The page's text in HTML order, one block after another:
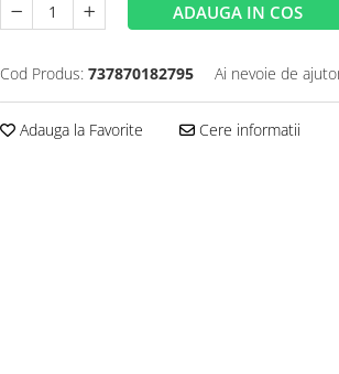
ADAUGA IN COS
Cod Produs: 737870182795 Ai nevoie de
Adauga la Favorite Cere informatii